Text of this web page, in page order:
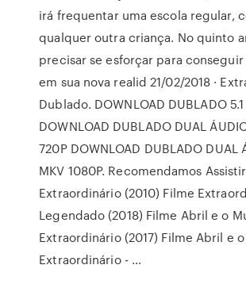
irá frequentar uma escola regular,
qualquer outra criança. No quinto
precisar se esforçar para
em sua nova realid 21/02/2018 ·
Dublado. DOWNLOAD DUBLADO
DOWNLOAD DUBLADO DUAL
720P DOWNLOAD DUBLADO DUAL
MKV 1080P. Recomendamos
Extraordinário (2010) Filme
Legendado (2018) Filme Abril e o
Extraordinário (2017) Filme Abril e
Extraordinário - …